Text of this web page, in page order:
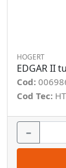
HOGERT
EDGAR II
Cod:
Cod Tec:
−